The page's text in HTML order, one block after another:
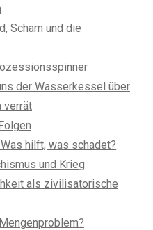
Scham und die
der Wasserkessel über
verrät
hilft, was schadet?
und Krieg
als zivilisatorische